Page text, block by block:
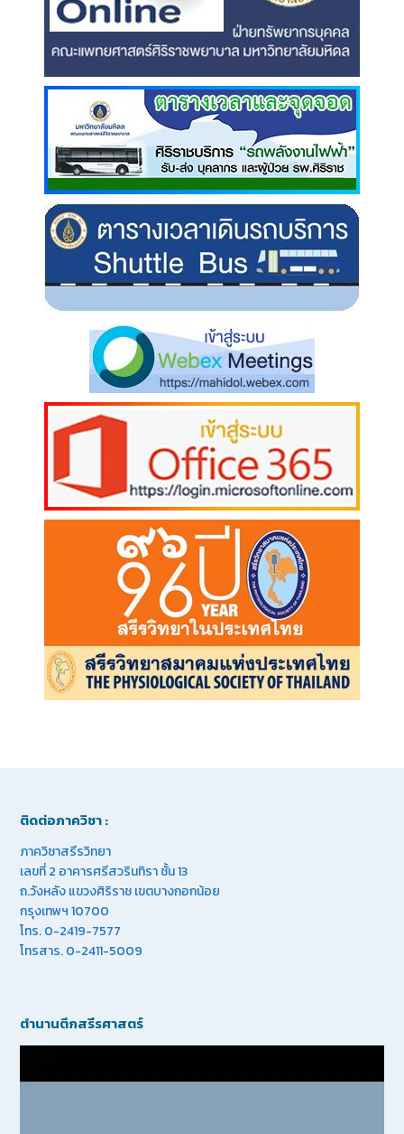
ติดต่อภาควิชา :
ภาควิชาสรีรวิทยา
เลขที่ 2 อาคารศรีสวรินทิรา ชั้น 13
ถ.วังหลัง แขวงศิริราช เขตบางกอกน้อย
กรุงเทพฯ 10700
โทร. 0-2419-7577
โทรสาร. 0-2411-5009
ตำนานตึกสรีรศาสตร์